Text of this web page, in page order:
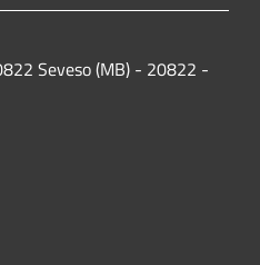
Seveso (MB) - 20822 -